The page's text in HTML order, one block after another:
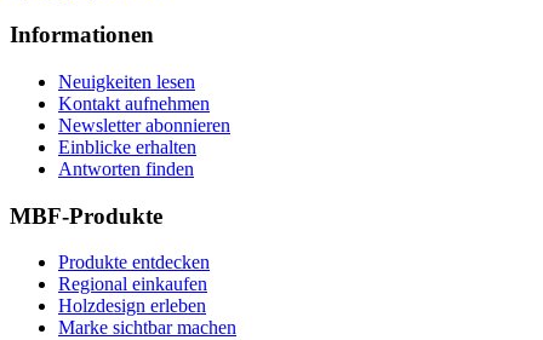
Informationen
Neuigkeiten lesen
Kontakt aufnehmen
Newsletter abonnieren
Einblicke erhalten
Antworten finden
MBF-Produkte
Produkte entdecken
Regional einkaufen
Holzdesign erleben
Marke sichtbar machen